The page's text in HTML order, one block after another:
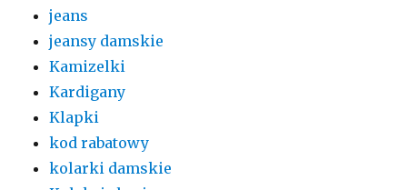
jeans
jeansy damskie
Kamizelki
Kardigany
Klapki
kod rabatowy
kolarki damskie